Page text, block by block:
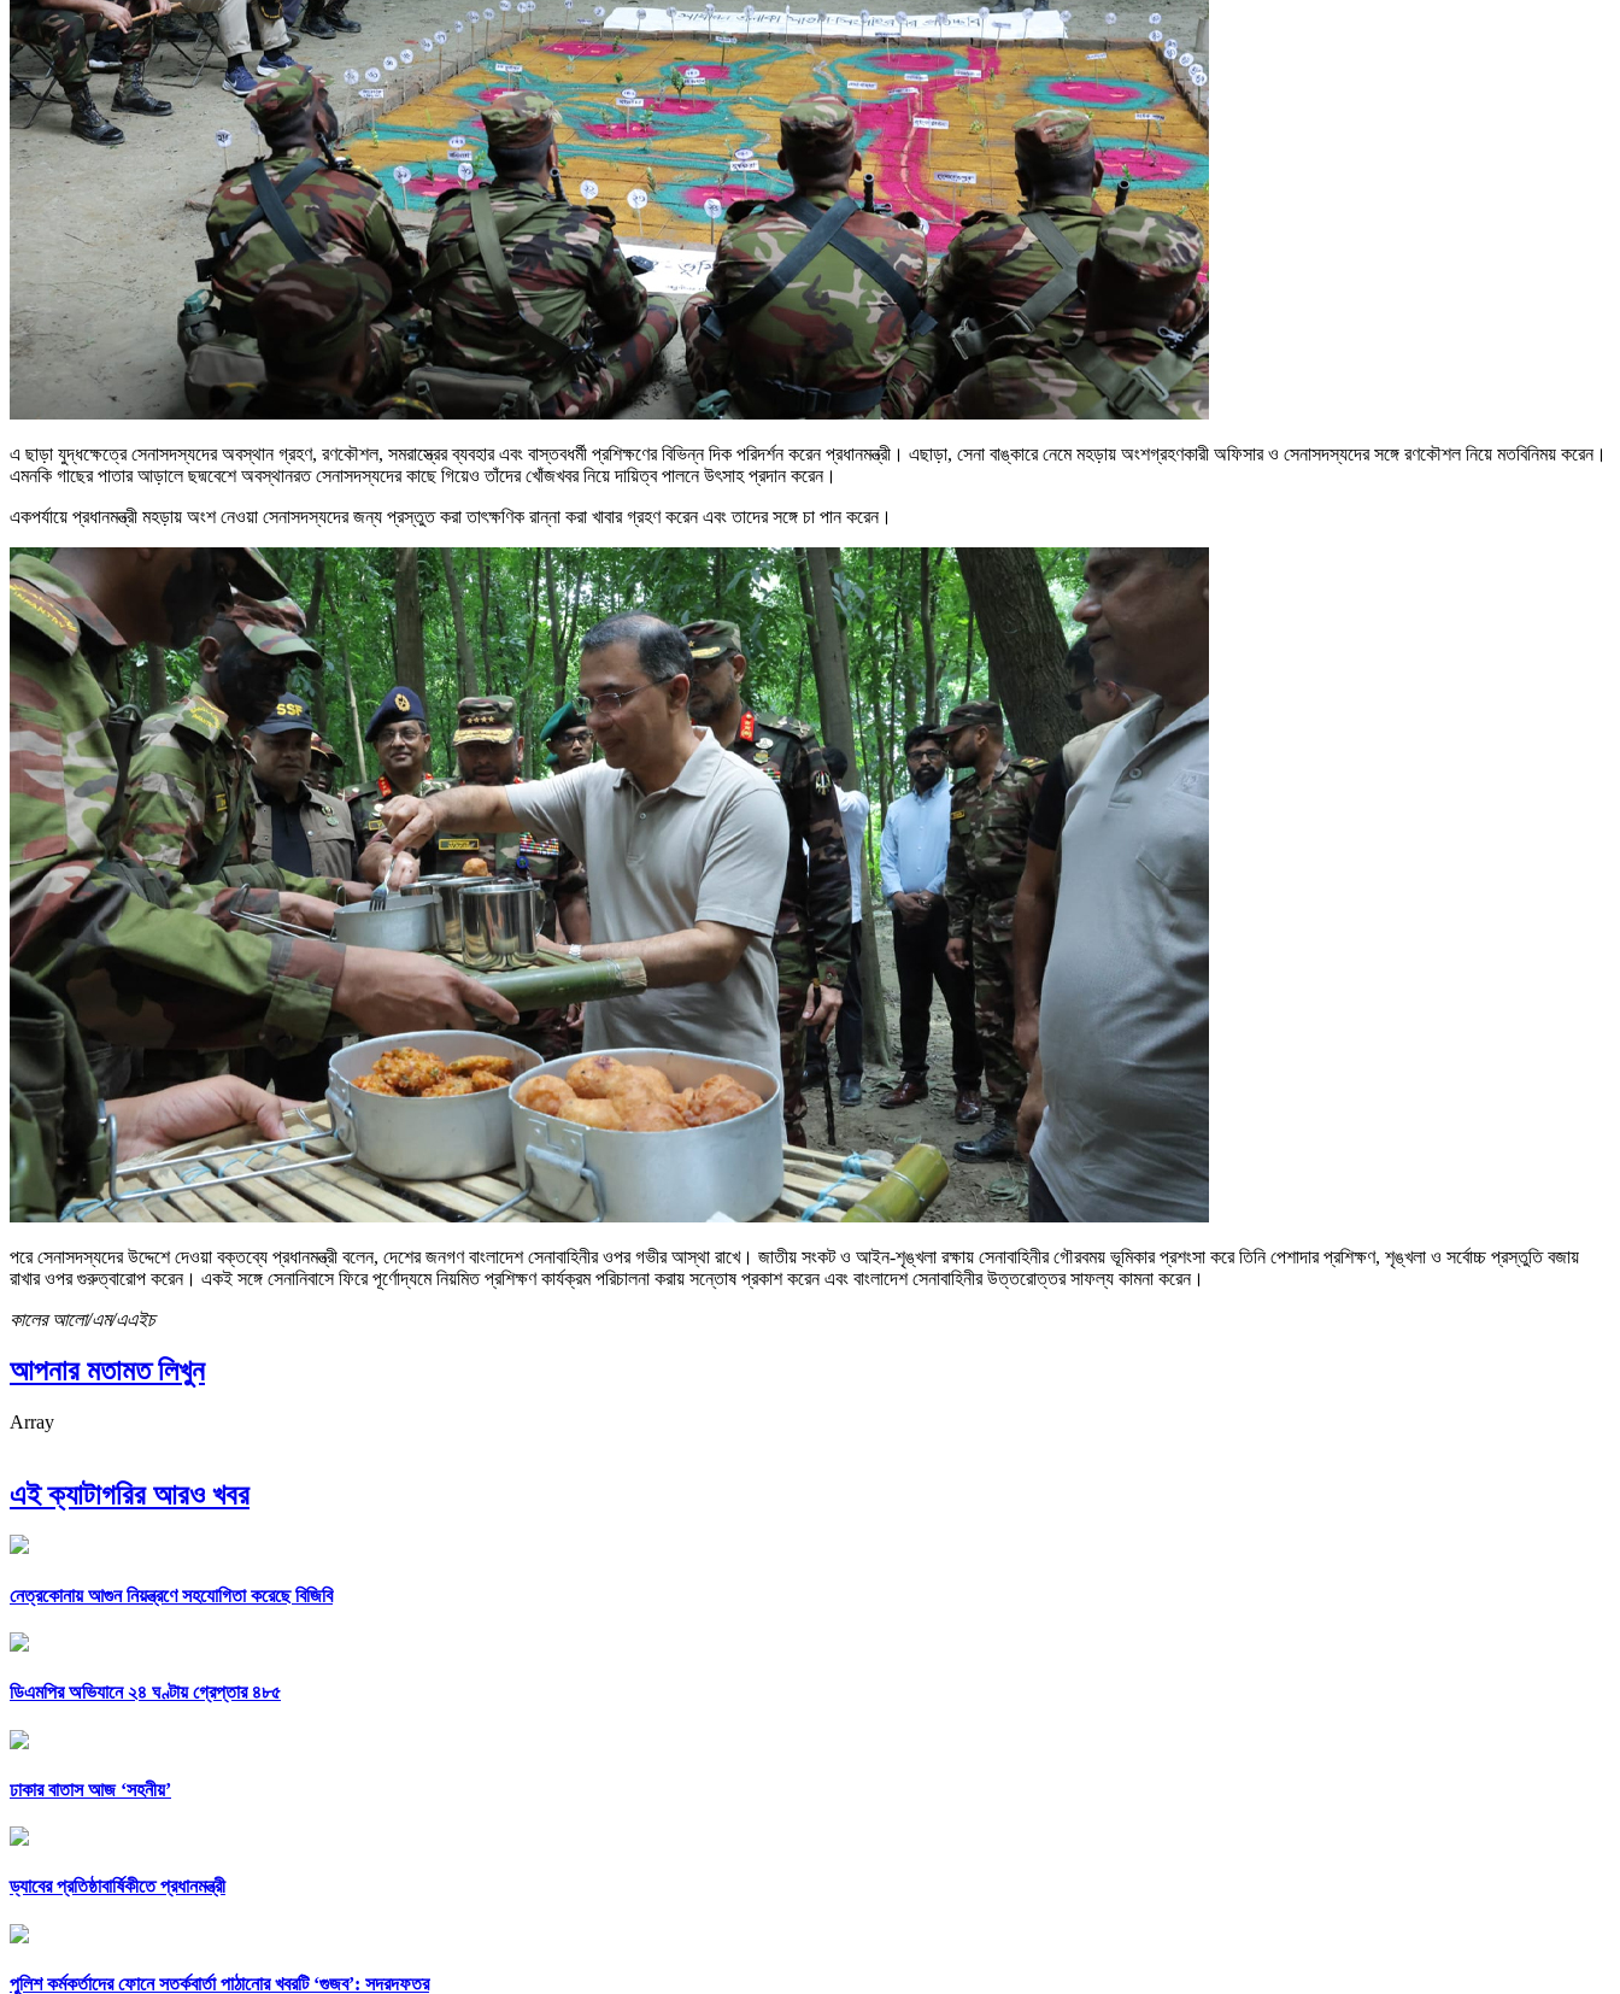
এ ছাড়া যুদ্ধক্ষেত্রে সেনাসদস্যদের অবস্থান গ্রহণ, রণকৌশল, সমরাস্ত্রের ব্যবহার এবং বাস্তবধর্মী প্রশিক্ষণের বিভিন্ন দিক পরিদর্শন করেন প্রধানমন্ত্রী। এছাড়া, সেনা বাঙ্কারে নেমে মহড়ায় অংশগ্রহণকারী অফিসার ও সেনাসদস্যদের সঙ্গে রণকৌশল নিয়ে মতবিনিময় করেন।
এমনকি গাছের পাতার আড়ালে ছদ্মবেশে অবস্থানরত সেনাসদস্যদের কাছে গিয়েও তাঁদের খোঁজখবর নিয়ে দায়িত্ব পালনে উৎসাহ প্রদান করেন।
একপর্যায়ে প্রধানমন্ত্রী মহড়ায় অংশ নেওয়া সেনাসদস্যদের জন্য প্রস্তুত করা তাৎক্ষণিক রান্না করা খাবার গ্রহণ করেন এবং তাদের সঙ্গে চা পান করেন।
পরে সেনাসদস্যদের উদ্দেশে দেওয়া বক্তব্যে প্রধানমন্ত্রী বলেন, দেশের জনগণ বাংলাদেশ সেনাবাহিনীর ওপর গভীর আস্থা রাখে। জাতীয় সংকট ও আইন-শৃঙ্খলা রক্ষায় সেনাবাহিনীর গৌরবময় ভূমিকার প্রশংসা করে তিনি পেশাদার প্রশিক্ষণ, শৃঙ্খলা ও সর্বোচ্চ প্রস্তুতি বজায়
রাখার ওপর গুরুত্বারোপ করেন। একই সঙ্গে সেনানিবাসে ফিরে পূর্ণোদ্যমে নিয়মিত প্রশিক্ষণ কার্যক্রম পরিচালনা করায় সন্তোষ প্রকাশ করেন এবং বাংলাদেশ সেনাবাহিনীর উত্তরোত্তর সাফল্য কামনা করেন।
কালের আলো/এম/এএইচ
আপনার মতামত লিখুন
Array
এই ক্যাটাগরির আরও খবর
নেত্রকোনায় আগুন নিয়ন্ত্রণে সহযোগিতা করেছে বিজিবি
ডিএমপির অভিযানে ২৪ ঘণ্টায় গ্রেপ্তার ৪৮৫
ঢাকার বাতাস আজ ‘সহনীয়’
ড্যাবের প্রতিষ্ঠাবার্ষিকীতে প্রধানমন্ত্রী
পুলিশ কর্মকর্তাদের ফোনে সতর্কবার্তা পাঠানোর খবরটি ‘গুজব’: সদরদফতর